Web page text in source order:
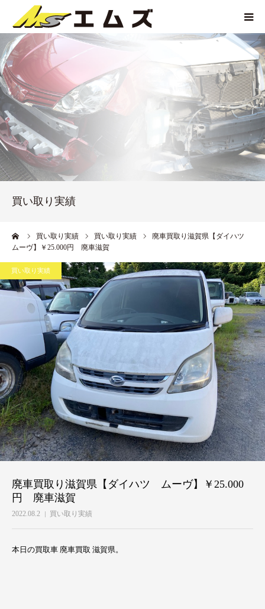
買い取り実績
買い取り実績 買い取り実績
廃車買取り滋賀県【ダイハツ
ムーヴ】￥25.000円 廃車滋賀
買い取り実績
廃車買取り滋賀県【ダイハツ ムーヴ】￥25.000
円 廃車滋賀
2022.08.2 買い取り実績
本日の買取車 廃車買取 滋賀県。
HOME
企業紹介
サービス紹介
お問い合わせ